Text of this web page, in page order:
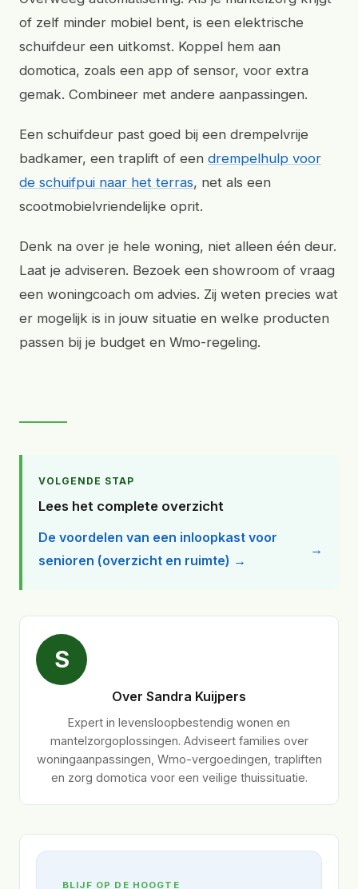
of zelf minder mobiel bent, is een elektrische
schuifdeur een uitkomst. Koppel hem aan
domotica, zoals een app of sensor, voor extra
gemak. Combineer met andere aanpassingen.
Een schuifdeur past goed bij een drempelvrije
badkamer, een traplift of een drempelhulp voor
de schuifpui naar het terras, net als een
scootmobielvriendelijke oprit.
Denk na over je hele woning, niet alleen één deur.
Laat je adviseren. Bezoek een showroom of vraag
een woningcoach om advies. Zij weten precies wat
er mogelijk is in jouw situatie en welke producten
passen bij je budget en Wmo-regeling.
VOLGENDE STAP
Lees het complete overzicht
De voordelen van een inloopkast voor
senioren (overzicht en ruimte) →
S
Over Sandra Kuijpers
Expert in levensloopbestendig wonen en
mantelzorgoplossingen. Adviseert families over
woningaanpassingen, Wmo-vergoedingen, trapliften
en zorg domotica voor een veilige thuissituatie.
BLIJF OP DE HOOGTE